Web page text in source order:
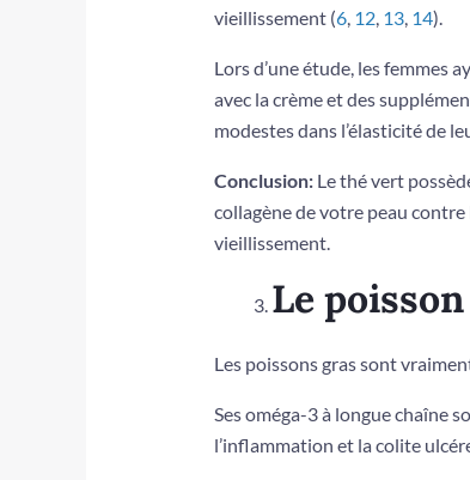
vieillissement (6, 12, 13, 14).
Lors d’une étude, les femmes
avec la crème et des
modestes dans l’élasticité de
Conclusion:Le thé vert
collagène de votre peau
vieillissement.
Le
Les poissons gras sont
Ses oméga-3 à longue chaîne
l’inflammation et la colite